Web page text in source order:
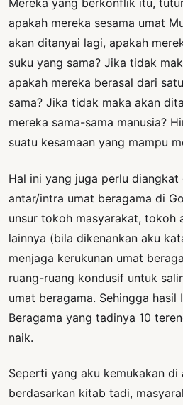
Mereka yang berkonflik itu,
apakah mereka sesama umat
akan ditanyai lagi, apakah
suku yang sama? Jika tidak
apakah mereka berasal dari
sama? Jika tidak maka akan
mereka sama-sama manusia?
suatu kesamaan yang mampu
Hal ini yang juga perlu diangkat
antar/intra umat beragama di
unsur tokoh masyarakat, tokoh
lainnya (bila dikenankan aku
menjaga kerukunan umat
ruang-ruang kondusif untuk
umat beragama. Sehingga hasil
Beragama yang tadinya 10
naik.
Seperti yang aku kemukakan di
berdasarkan kitab tadi,